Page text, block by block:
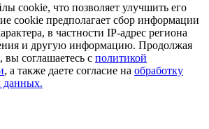
cookie, что позволяет улучшить его
cookie предполагает сбор информации
в частности IP-адрес региона
и другую информацию. Продолжая
вы соглашаетесь с политикой
, а также даете согласие на обработку
данных.